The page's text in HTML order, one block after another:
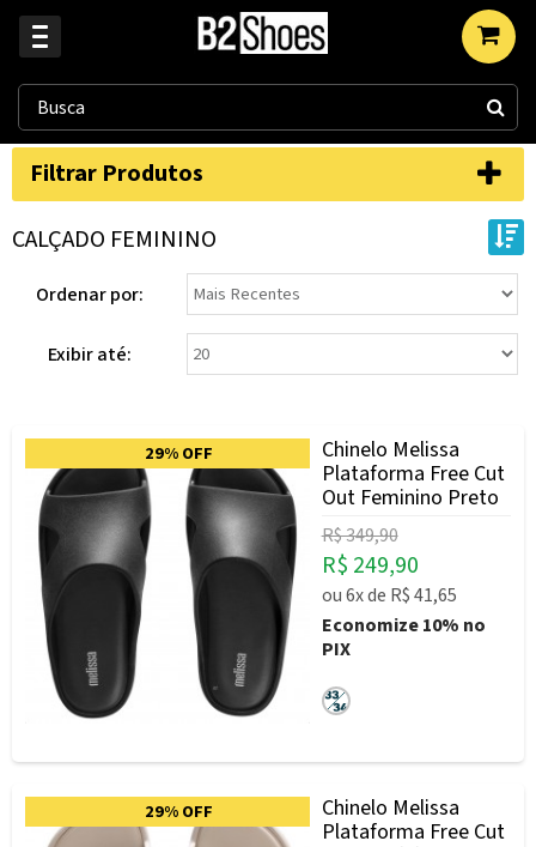
Filtrar Produtos
CALÇADO FEMININO
Ordenar por:
Exibir até:
29% OFF
Chinelo Melissa
Plataforma Free Cut
Out Feminino Preto
R$ 349,90
R$ 249,90
ou6xde R$ 41,65
Economize10% no
PIX
29% OFF
Chinelo Melissa
Plataforma Free Cut